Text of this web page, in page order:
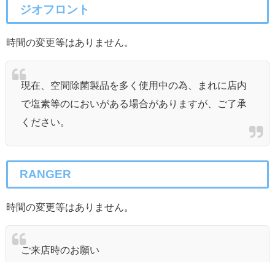
ジオフロント
時間の変更等はありません。
現在、空間除菌製品を多く使用中の為、まれに店内
で塩素等のにおいがある場合がありますが、ご了承
ください。
RANGER
時間の変更等はありません。
ご来店時のお願い